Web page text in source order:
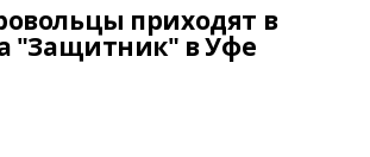
приходят в
"Защитник" в Уфе